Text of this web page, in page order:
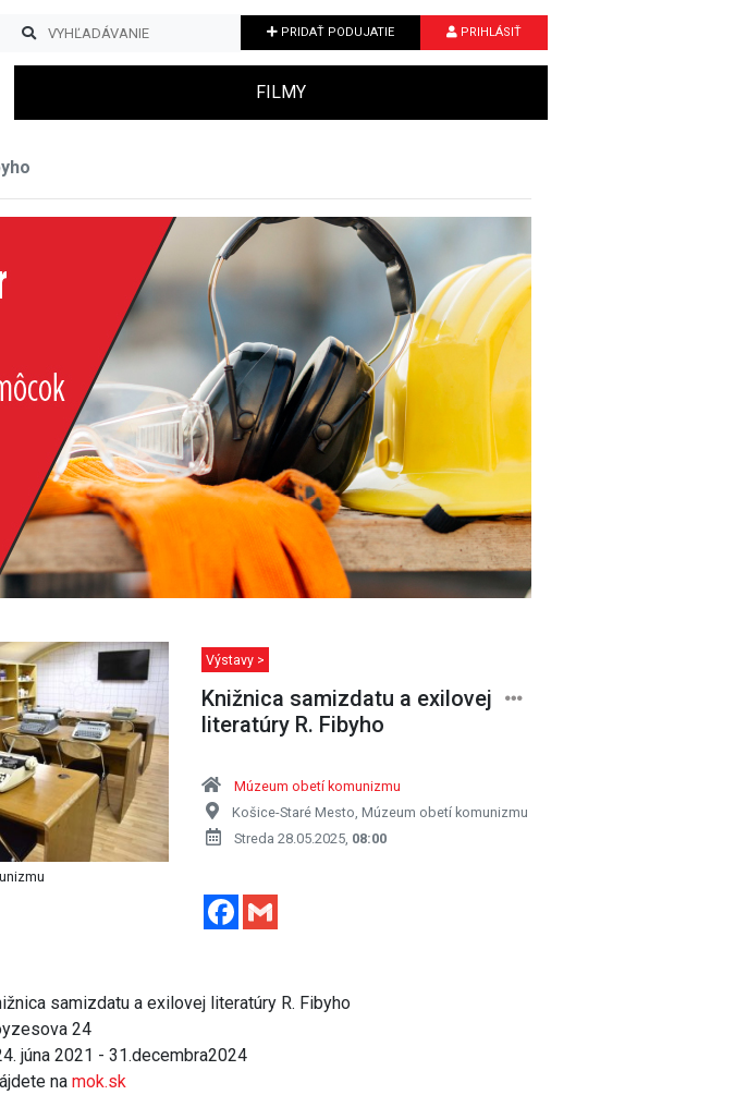
PRIDAŤ PODUJATIE PRIHLÁSIŤ
FILMY
Next
Výstavy >
Knižnica samizdatu a exilovej
literatúry R. Fibyho
Múzeum obetí komunizmu
Košice-Staré Mesto, Múzeum obetí komunizmu
Streda 28.05.2025, 08:00
Facebook
samizdatu a exilovej literatúry R. Fibyho
24
júna 2021 - 31.decembra2024
namok.sk